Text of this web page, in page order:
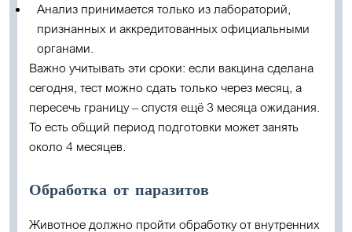
Анализ принимается только из лабораторий,
признанных и аккредитованных официальными
органами.
Важно учитывать эти сроки: если вакцина сделана
сегодня, тест можно сдать только через месяц, а
пересечь границу – спустя ещё 3 месяца ожидания.
То есть общий период подготовки может занять
около 4 месяцев.
Обработка от паразитов
Животное должно пройти обработку от внутренних